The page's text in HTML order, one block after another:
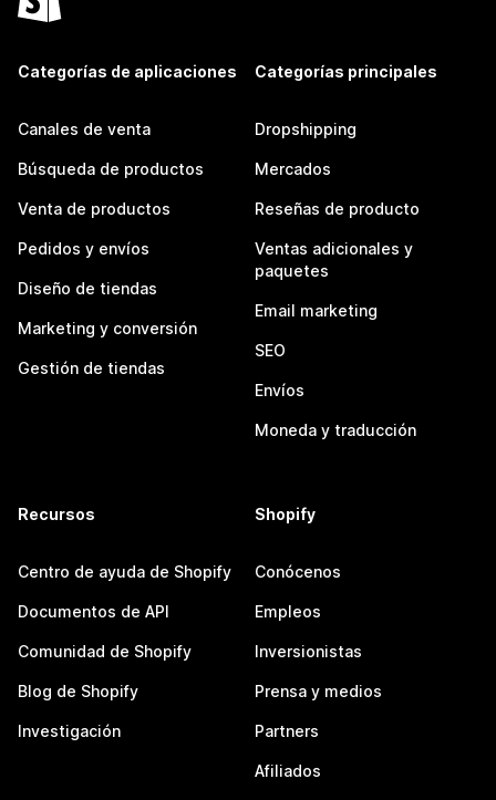
Categorías de aplicaciones
Canales de venta
Búsqueda de productos
Venta de productos
Pedidos y envíos
Diseño de tiendas
Marketing y conversión
Gestión de tiendas
Categorías principales
Dropshipping
Mercados
Reseñas de producto
Ventas adicionales y
paquetes
Email marketing
SEO
Envíos
Moneda y traducción
Recursos
Centro de ayuda de Shopify
Documentos de API
Comunidad de Shopify
Blog de Shopify
Investigación
Shopify
Conócenos
Empleos
Inversionistas
Prensa y medios
Partners
Afiliados